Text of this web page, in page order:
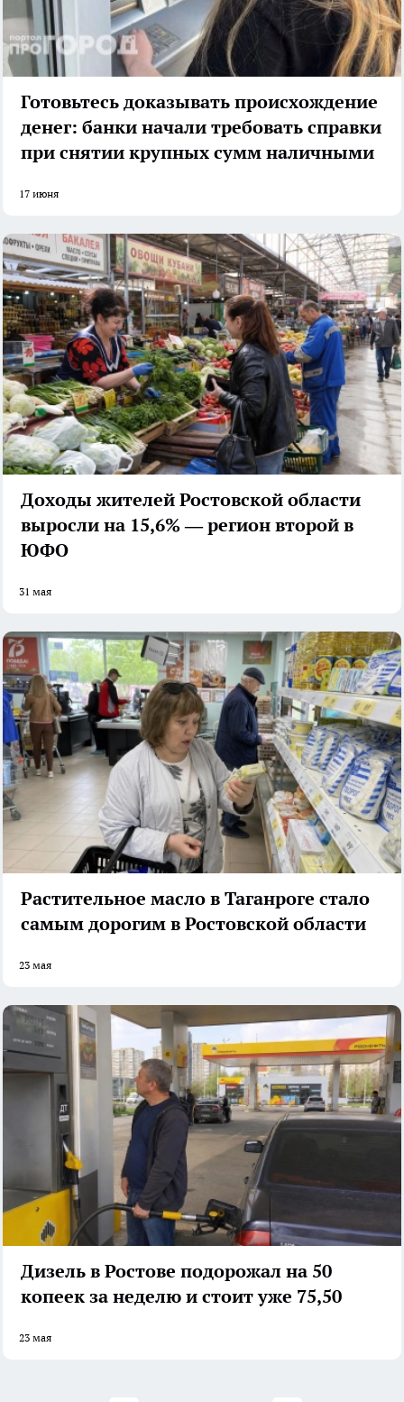
Готовьтесь доказывать происхождение
денег: банки начали требовать справки
при снятии крупных сумм наличными
17 июня
Доходы жителей Ростовской области
выросли на 15,6% — регион второй в
ЮФО
31 мая
Растительное масло в Таганроге стало
самым дорогим в Ростовской области
23 мая
Дизель в Ростове подорожал на 50
копеек за неделю и стоит уже 75,50
23 мая